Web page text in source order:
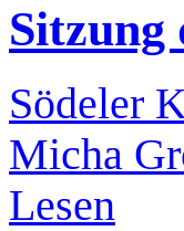
Sitzung
Södeler
Micha
Lesen